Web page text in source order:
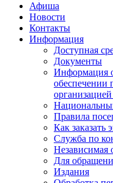
Афиша
Новости
Контакты
Информация
Доступная
Документы
Информация
обеспечении
Правила
Как заказать
Служба по
Независимая
Для
Издания